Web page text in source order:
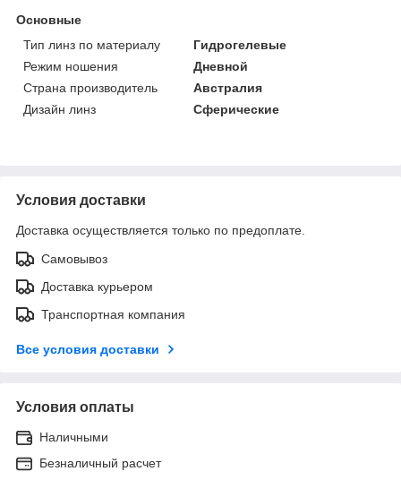
Основные
Тип линз по материалу
Гидрогелевые
Режим ношения
Дневной
Страна производитель
Австралия
Дизайн линз
Сферические
Условия доставки
Доставка осуществляется только по предоплате.
Самовывоз
Доставка курьером
Транспортная компания
Все условия доставки
Условия оплаты
Наличными
Безналичный расчет